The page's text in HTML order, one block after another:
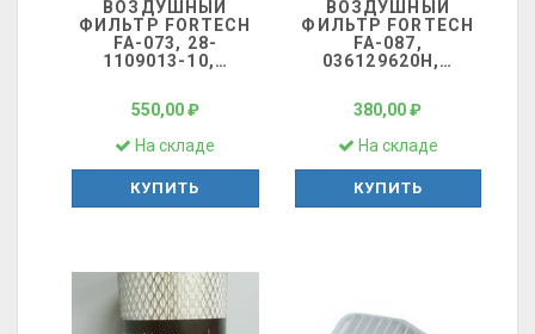
ВОЗДУШНЫЙ
ФИЛЬТР FORTECH
FA-073, 28-
1109013-10,…
550,00 ₽
На складе
КУПИТЬ
ВОЗДУШНЫЙ
ФИЛЬТР FORTECH
FA-087,
036129620H,…
380,00 ₽
На складе
КУПИТЬ